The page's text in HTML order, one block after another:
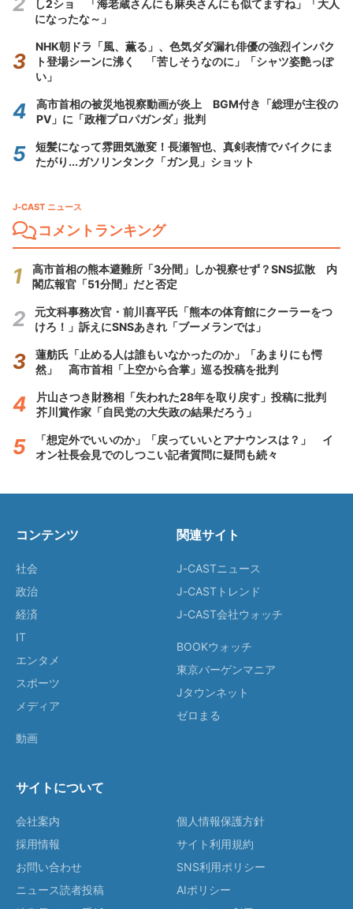
し2ショ 「海老蔵さんにも麻央さんにも似てますね」「大人
になったな～」
NHK朝ドラ「風、薫る」、色気ダダ漏れ俳優の強烈インパク
ト登場シーンに沸く 「苦しそうなのに」「シャツ姿艶っぽ
い」
高市首相の被災地視察動画が炎上 BGM付き「総理が主役の
PV」に「政権プロパガンダ」批判
短髪になって雰囲気激変！長瀬智也、真剣表情でバイクにま
たがり...ガソリンタンク「ガン見」ショット
J-CAST ニュース
コメントランキング
高市首相の熊本避難所「3分間」しか視察せず？SNS拡散 内
閣広報官「51分間」だと否定
元文科事務次官・前川喜平氏「熊本の体育館にクーラーをつ
けろ！」訴えにSNSあきれ「ブーメランでは」
蓮舫氏「止める人は誰もいなかったのか」「あまりにも愕
然」 高市首相「上空から合掌」巡る投稿を批判
片山さつき財務相「失われた28年を取り戻す」投稿に批判
芥川賞作家「自民党の大失政の結果だろう」
「想定外でいいのか」「戻っていいとアナウンスは？」 イ
オン社長会見でのしつこい記者質問に疑問も続々
コンテンツ
社会
政治
経済
IT
エンタメ
スポーツ
メディア
動画
関連サイト
J-CASTニュース
J-CASTトレンド
J-CAST会社ウォッチ
BOOKウォッチ
東京バーゲンマニア
Jタウンネット
ゼロまる
サイトについて
会社案内
採用情報
お問い合わせ
ニュース読者投稿
個人情報保護方針
サイト利用規約
SNS利用ポリシー
AIポリシー